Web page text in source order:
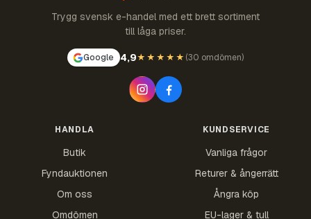
Trygg svensk e-handel med ett brett sortiment
till låga priser.
Google 4,9★★★★★ (30 omdömen)
HANDLA
Butik
Fyndauktionen
Om oss
Omdömen
KUNDSERVICE
Vanliga frågor
Returer & ångerrätt
Ångra köp
EU-lager & tull